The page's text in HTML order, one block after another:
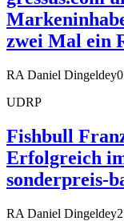
zwei Mal ein
RA Daniel Dingeldey
UDRP
Fishbull
Erfolgreich
sonderpreis-
RA Daniel Dingeldey